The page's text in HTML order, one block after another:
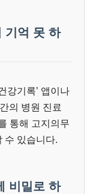
기억 못 하
강기록’ 앱이나
의 병원 진료
통해 고지의무
수 있습니다.
비밀로 하